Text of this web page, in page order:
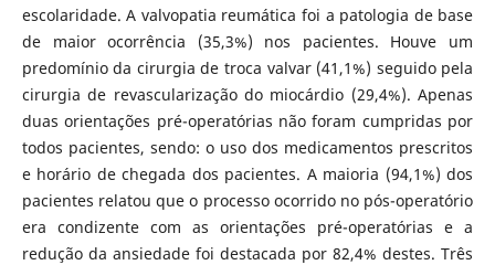
escolaridade. A valvopatia reumática foi a patologia de base
de maior ocorrência (35,3%) nos pacientes. Houve um
predomínio da cirurgia de troca valvar (41,1%) seguido pela
cirurgia de revascularização do miocárdio (29,4%). Apenas
duas orientações pré-operatórias não foram cumpridas por
todos pacientes, sendo: o uso dos medicamentos prescritos
e horário de chegada dos pacientes. A maioria (94,1%) dos
pacientes relatou que o processo ocorrido no pós-operatório
era condizente com as orientações pré-operatórias e a
redução da ansiedade foi destacada por 82,4% destes. Três